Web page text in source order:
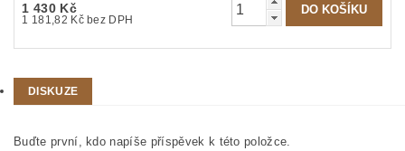
1 430 Kč
1 181,82 Kč bez DPH
DISKUZE
Buďte první, kdo napíše příspěvek k této položce.